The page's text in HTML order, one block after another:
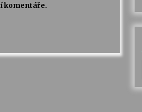
komentáře.